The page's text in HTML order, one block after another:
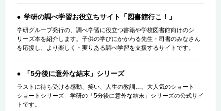
学研の調べ学習お役立ちサイト「図書館行こ！」
学研グループ発行の、調べ学習に役立つ書籍や学校図書館向けのシ
リーズ本を紹介します。子供の学びにかかわる先生・司書のみなさん
を応援し、より楽しく・実りある調べ学習を支援するサイトです。
「5分後に意外な結末」シリーズ
ラストに待ち受ける感動、笑い、人生の教訓…。大人気のショート
ショートシリーズ 学研の「5分後に意外な結末」シリーズの公式サイ
トです。